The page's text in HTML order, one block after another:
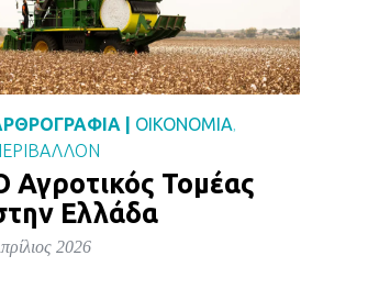
| ΟΙΚΟΝΟΜΙΑ,
Αγροτικός Τομέας
Ελλάδα
2026